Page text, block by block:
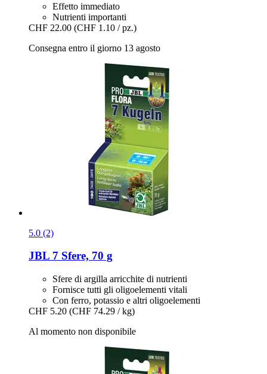
Effetto immediato
Nutrienti importanti
CHF 22.00 (CHF 1.10 / pz.)
Consegna entro il giorno 13 agosto
5.0 (2)
JBL 7 Sfere, 70 g
Sfere di argilla arricchite di nutrienti
Fornisce tutti gli oligoelementi vitali
Con ferro, potassio e altri oligoelementi
CHF 5.20 (CHF 74.29 / kg)
Al momento non disponibile